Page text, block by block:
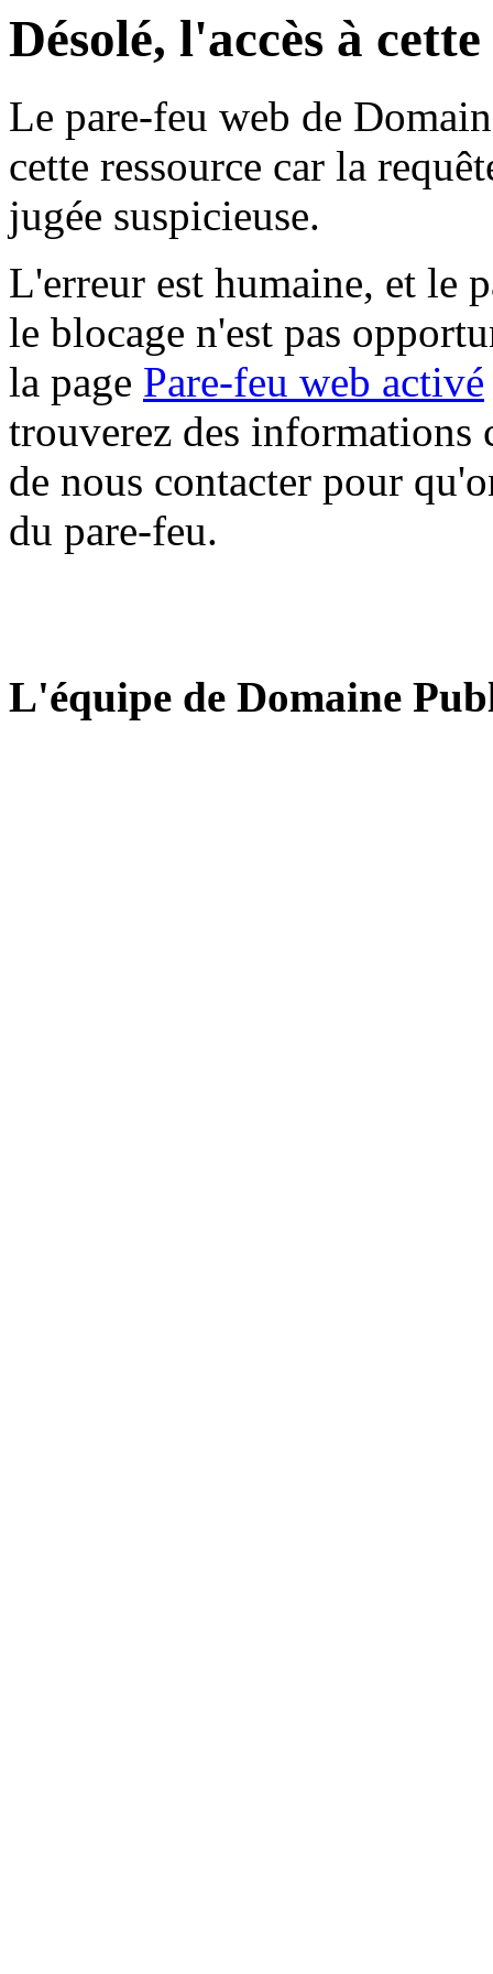
Désolé, l'accès à
Le pare-feu web de
cette ressource car la
jugée suspicieuse.
L'erreur est humaine, et le
le blocage n'est pas
la page Pare-feu web activé
trouverez des informations
de nous contacter pour
du pare-feu.
L'équipe de Domaine